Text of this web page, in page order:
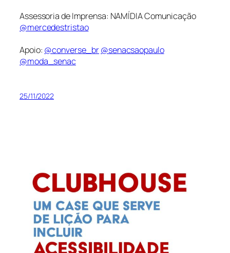
Assessoria de Imprensa: NAMÍDIA Comunicação
@mercedestristao
Apoio: @converse_br@senacsaopaulo
@moda_senac
25/11/2022